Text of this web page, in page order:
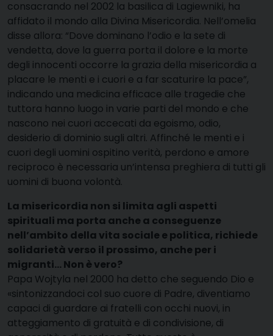
consacrando nel 2002 la basilica di Lagiewniki, ha
affidato il mondo alla Divina Misericordia. Nell’omelia
disse allora: “Dove dominano l’odio e la sete di
vendetta, dove la guerra porta il dolore e la morte
degli innocenti occorre la grazia della misericordia a
placare le menti e i cuori e a far scaturire la pace”,
indicando una medicina efficace alle tragedie che
tuttora hanno luogo in varie parti del mondo e che
nascono nei cuori accecati da egoismo, odio,
desiderio di dominio sugli altri. Affinché le menti e i
cuori degli uomini ospitino verità, perdono e amore
reciproco è necessaria un’intensa preghiera di tutti gli
uomini di buona volontà.
La misericordia non si limita agli aspetti
spirituali ma porta anche a conseguenze
nell’ambito della vita sociale e politica, richiede
solidarietà verso il prossimo, anche per i
migranti… Non è vero?
Papa Wojtyla nel 2000 ha detto che seguendo Dio e
«sintonizzandoci col suo cuore di Padre, diventiamo
capaci di guardare ai fratelli con occhi nuovi, in
atteggiamento di gratuità e di condivisione, di